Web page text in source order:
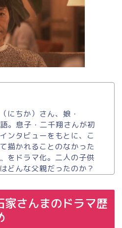
にちか）さん、娘・
。息子・二千翔さんが初
ンタビューをもとに、こ
描かれることのなかった
をドラマ化。二人の子供
どんな父親だったのか？
家さんまのドラマ歴